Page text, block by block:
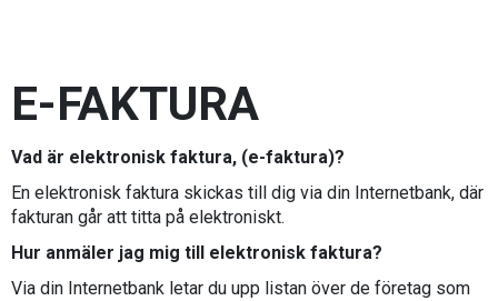
E-FAKTURA
Vad är elektronisk faktura, (e-faktura)?
En elektronisk faktura skickas till dig via din Internetbank, där
fakturan går att titta på elektroniskt.
Hur anmäler jag mig till elektronisk faktura?
Via din Internetbank letar du upp listan över de företag som